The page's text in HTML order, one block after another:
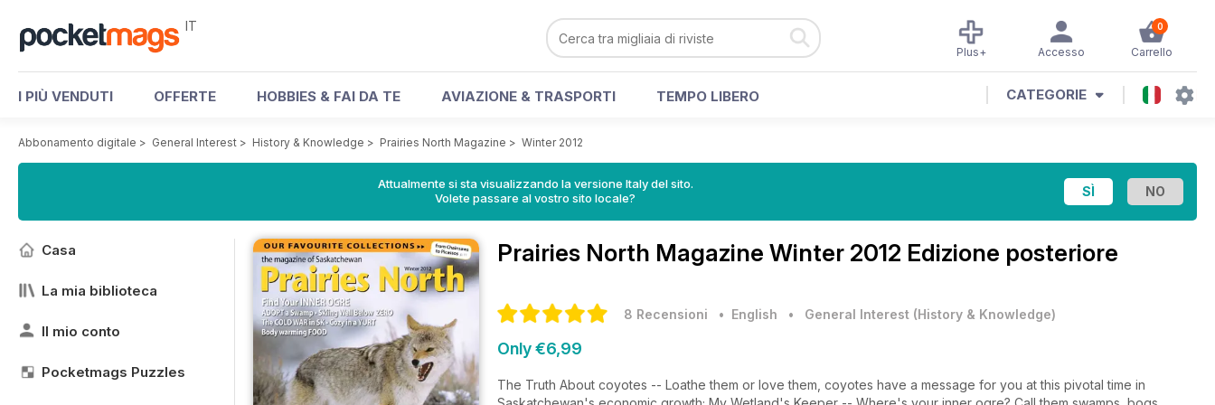
IT 0
Carrello
Accesso
Plus+
I PIÙ VENDUTI OFFERTE HOBBIES & FAI DA TE AVIAZIONE & TRASPORTI TEMPO LIBERO CATEGORIE
Abbonamento digitale > General Interest > History & Knowledge > Prairies North Magazine > Winter 2012
Attualmente si sta visualizzando la versione Italy del sito.
Volete passare al vostro sito locale?
Casa
La mia biblioteca
Il mio conto
Pocketmags Puzzles
Prairies North Magazine Winter 2012 Edizione posteriore
8 Recensioni • English • General Interest (History & Knowledge)
Only €6,99
The Truth About coyotes -- Loathe them or love them, coyotes have a message for you at this pivotal time in